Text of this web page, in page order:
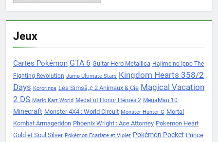
Jeux
Cartes Pokémon GTA 6 Guitar Hero Metallica Hajime no Ippo The
Fighting Revolution Jump Ultimate Stars Kingdom Hearts 358/2
Days Kororinpa Les Simsâ„¢ 2 Animaux & Cie Magical Vacation
2 DS Mario Kart World Medal of Honor Heroes 2 MegaMan 10
Minecraft Monster 4X4 : World Circuit Monster Hunter G Mortal
Kombat Armageddon Phoenix Wright : Ace Attorney Pokemon Heart
Gold et Soul Silver Pokémon Ecarlate et Violet Pokémon Pocket Prince